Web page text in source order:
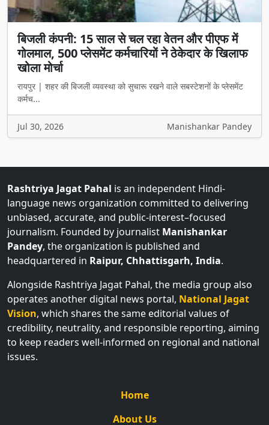
बिजली कंपनी: 15 साल से चल रहा वेतन और पीएफ में
गोलमाल, 500 प्लेसमेंट कर्मचारियों ने ठेकेदार के खिलाफ
खोला मोर्चा
रायपुर | शहर की बिजली व्यवस्था को सुचारू रखने वाले सबस्टेशनों के प्लेसमेंट
कर्मच...
Jul 30, 2026 Manishankar Pandey
language news organization committed to delivering
unbiased, accurate, and public-interest–focused
journalism. Founded by journalistManishankar
Pandey, the organization is published and
headquartered inRaipur, Chhattisgarh, India
Alongside Rashtriya Jagat Pahal, the media group also
operates another digital news portal,National Jagat
Vision, which shares the same editorial values of
credibility, neutrality, and responsible reporting, aiming
to keep readers well-informed on regional and national
issues.